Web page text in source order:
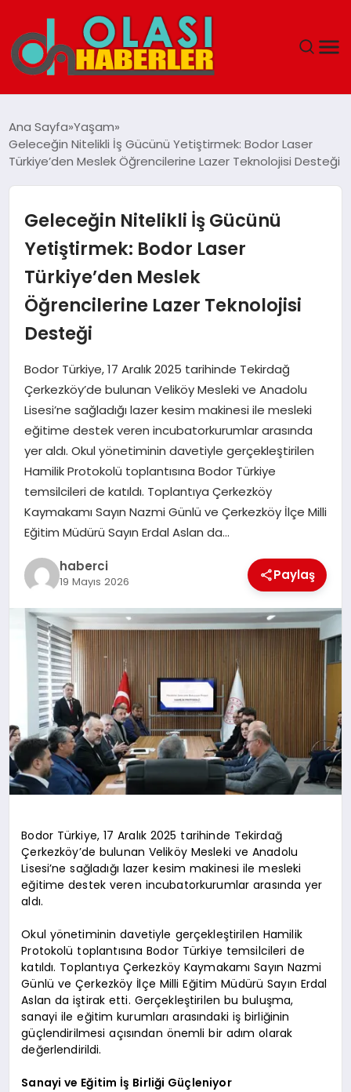
SPOR
TEKNOLOJI
YAŞAM
Ana Sayfa Yaşam
Geleceğin Nitelikli İş Gücünü Yetiştirmek: Bodor Laser
Türkiye’den Meslek Öğrencilerine Lazer Teknolojisi Desteği
Geleceğin Nitelikli İş Gücünü
Yetiştirmek: Bodor Laser
Türkiye’den Meslek
Öğrencilerine Lazer Teknolojisi
Desteği
Bodor Türkiye, 17 Aralık 2025 tarihinde Tekirdağ
Çerkezköy’de bulunan Veliköy Mesleki ve Anadolu
Lisesi’ne sağladığı lazer kesim makinesi ile mesleki
eğitime destek veren incubatorkurumlar arasında
yer aldı. Okul yönetiminin davetiyle gerçekleştirilen
Hamilik Protokolü toplantısına Bodor Türkiye
temsilcileri de katıldı. Toplantıya Çerkezköy
Kaymakamı Sayın Nazmi Günlü ve Çerkezköy İlçe Milli
Eğitim Müdürü Sayın Erdal Aslan da…
haberci
19 Mayıs 2026 Paylaş
Bodor Türkiye, 17 Aralık 2025 tarihinde Tekirdağ
Çerkezköy’de bulunan Veliköy Mesleki ve Anadolu
Lisesi’ne sağladığı lazer kesim makinesi ile mesleki
eğitime destek veren incubatorkurumlar arasında yer
aldı.
Okul yönetiminin davetiyle gerçekleştirilen Hamilik
Protokolü toplantısına Bodor Türkiye temsilcileri de
katıldı. Toplantıya Çerkezköy Kaymakamı Sayın Nazmi
Günlü ve Çerkezköy İlçe Milli Eğitim Müdürü Sayın Erdal
Aslan da iştirak etti. Gerçekleştirilen bu buluşma,
sanayi ile eğitim kurumları arasındaki iş birliğinin
güçlendirilmesi açısından önemli bir adım olarak
değerlendirildi.
Sanayi ve Eğitim İş Birliği Güçleniyor